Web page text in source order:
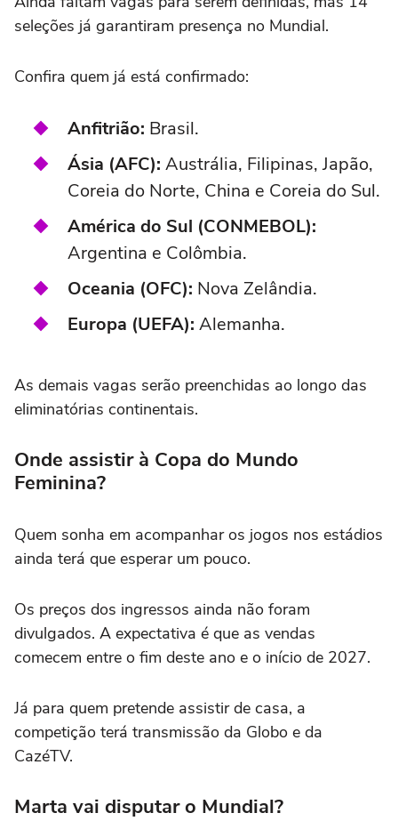
seleções já garantiram presença no Mundial.
Confira quem já está confirmado:
Anfitrião: Brasil.
Ásia (AFC): Austrália, Filipinas, Japão,
Coreia do Norte, China e Coreia do Sul.
América do Sul (CONMEBOL):
Argentina e Colômbia.
Oceania (OFC): Nova Zelândia.
Europa (UEFA): Alemanha.
As demais vagas serão preenchidas ao longo das
eliminatórias continentais.
Onde assistir à Copa do Mundo
Feminina?
Quem sonha em acompanhar os jogos nos estádios
ainda terá que esperar um pouco.
Os preços dos ingressos ainda não foram
divulgados. A expectativa é que as vendas
comecem entre o fim deste ano e o início de 2027.
Já para quem pretende assistir de casa, a
competição terá transmissão da Globo e da
CazéTV.
Marta vai disputar o Mundial?